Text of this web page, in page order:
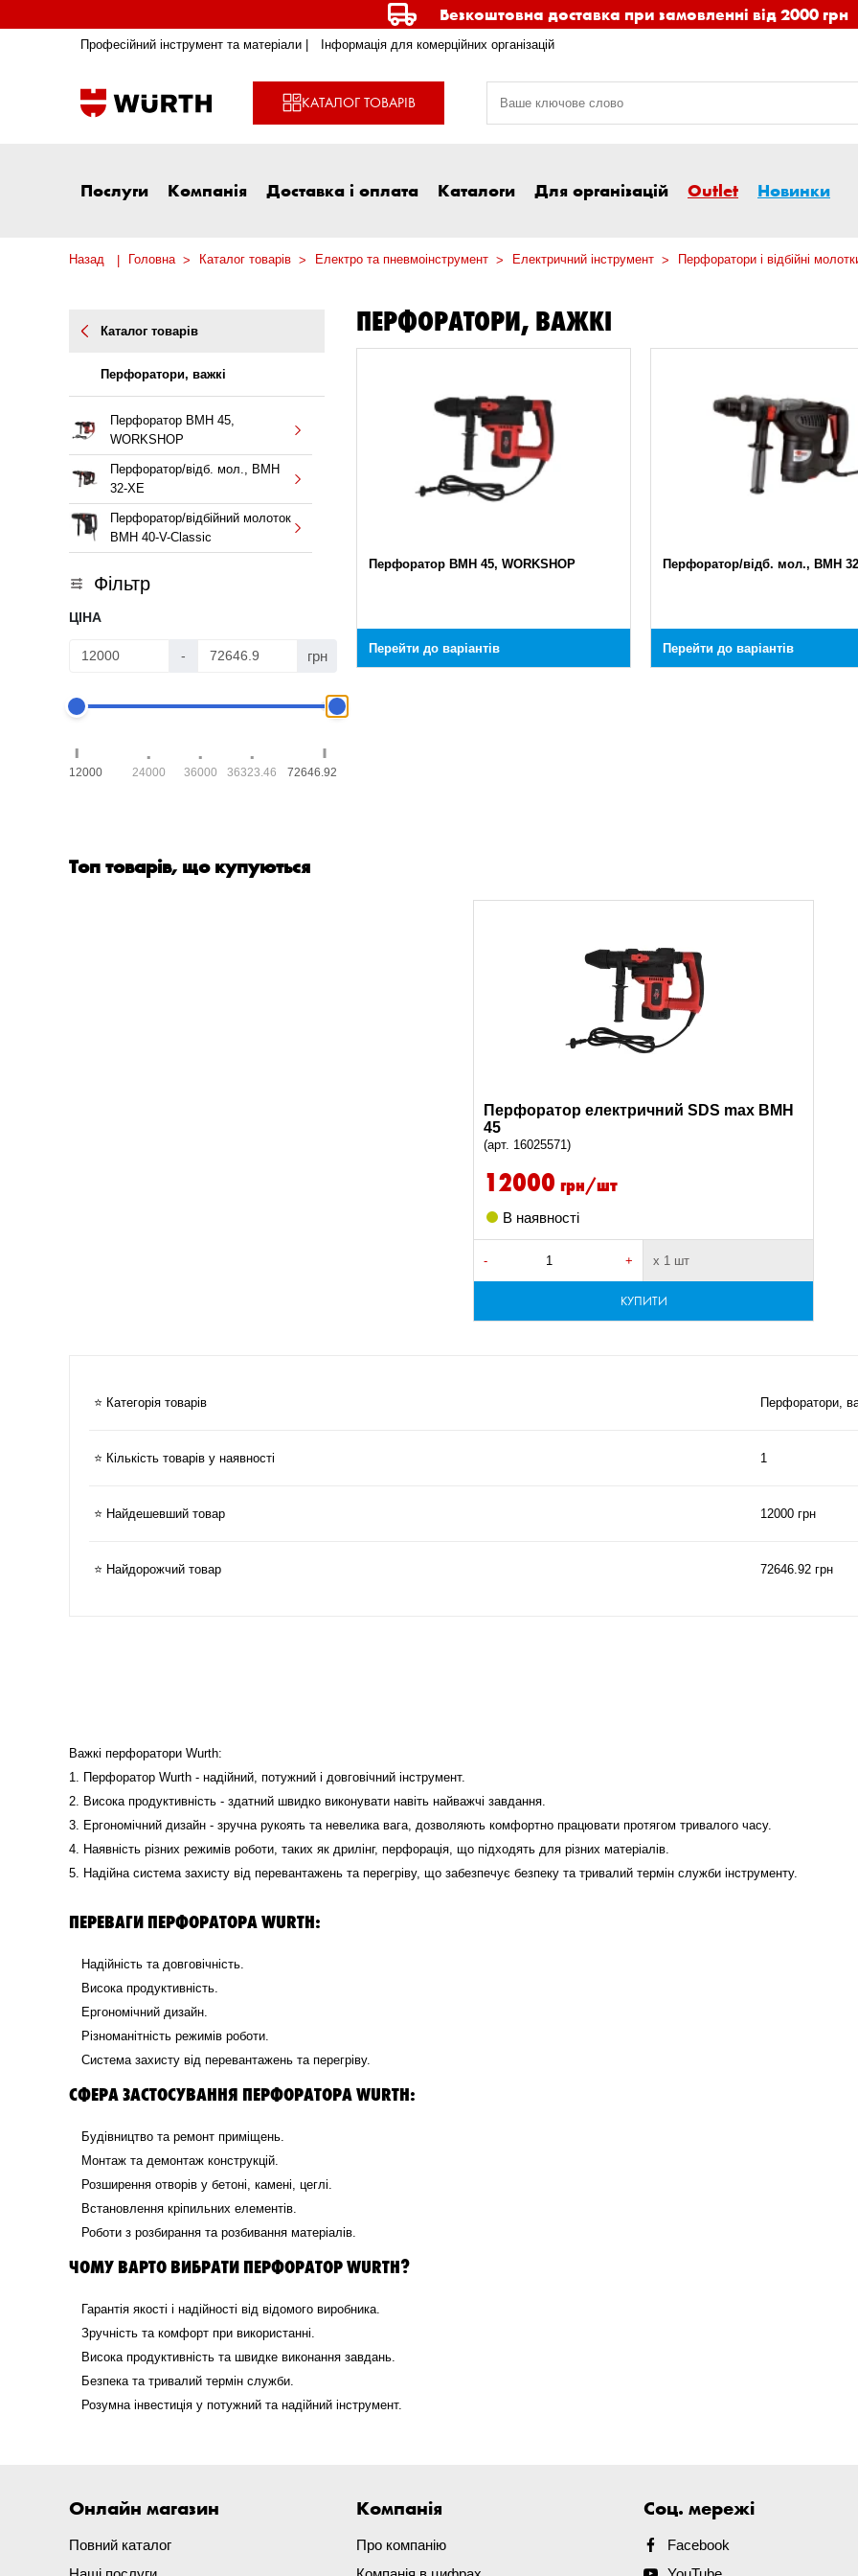
Безкоштовна доставка при замовленні від 2000 грн
Професійний інструмент та матеріали | Інформація для комерційних організацій
КАТАЛОГ ТОВАРІВ
Послуги Компанія Доставка і оплата Каталоги Для організацій Outlet Новинки
Назад Головна Каталог товарів Електро та пневмоінструмент Електричний інструмент Перфоратори і відбійні
Каталог товарів
Перфоратори, важкі
Перфоратор BMH 45,
WORKSHOP
Перфоратор/відб. мол., BMH
32-XE
Перфоратор/відбійний молоток
BMH 40-V-Classic
Фільтр
ЦІНА
- грн
12000 24000 36000 36323.46 72646.92
ПЕРФОРАТОРИ, ВАЖКІ
Перфоратор BMH 45, WORKSHOP
Перейти до варіантів
Перфоратор/відб. мол., BMH
Перейти до варіантів
Топ товарів, що купуються
Перфоратор електричний SDS max BMH
45
(арт. 16025571)
12000 грн/шт
В наявності
- + х 1 шт
КУПИТИ
⭐ Категорія товарів Перфоратори,
⭐ Кількість товарів у наявності 1
⭐ Найдешевший товар 12000 грн
⭐ Найдорожчий товар 72646.92 грн
Важкі перфоратори Wurth:
1. Перфоратор Wurth - надійний, потужний і довговічний інструмент.
2. Висока продуктивність - здатний швидко виконувати навіть найважчі завдання.
3. Ергономічний дизайн - зручна рукоять та невелика вага, дозволяють комфортно працювати протягом тривалого часу.
4. Наявність різних режимів роботи, таких як дрилінг, перфорація, що підходять для різних матеріалів.
5. Надійна система захисту від перевантажень та перегріву, що забезпечує безпеку та тривалий термін служби інструменту.
ПЕРЕВАГИ ПЕРФОРАТОРА WURTH:
Надійність та довговічність.
Висока продуктивність.
Ергономічний дизайн.
Різноманітність режимів роботи.
Система захисту від перевантажень та перегріву.
СФЕРА ЗАСТОСУВАННЯ ПЕРФОРАТОРА WURTH:
Будівництво та ремонт приміщень.
Монтаж та демонтаж конструкцій.
Розширення отворів у бетоні, камені, цеглі.
Встановлення кріпильних елементів.
Роботи з розбирання та розбивання матеріалів.
ЧОМУ ВАРТО ВИБРАТИ ПЕРФОРАТОР WURTH?
Гарантія якості і надійності від відомого виробника.
Зручність та комфорт при використанні.
Висока продуктивність та швидке виконання завдань.
Безпека та тривалий термін служби.
Розумна інвестиція у потужний та надійний інструмент.
Онлайн магазин
Повний каталог
Компанія
Про компанію
Соц. мережі
Facebook